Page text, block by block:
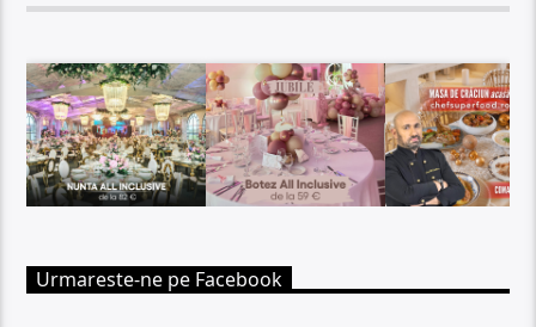
Urmareste-ne pe Facebook